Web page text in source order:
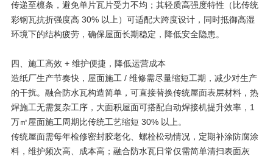
传递至檩条，避免单片瓦片受力不均；其轻质高强度特性（比传统
彩钢瓦抗折强度高 30% 以上）可适配大跨度设计，同时抵御高湿
环境下的结构疲劳，确保屋面长期稳定，降低安全隐患。
四、施工高效 + 维护便捷，降低运营成本
造纸厂生产节奏快，屋面施工 / 维修需尽量缩短工期，减少对生产
的干扰。融合防水瓦构造简单，可直接替换传统屋面表层材料，热
焊施工无需复杂工序，大面积屋面可搭配自动焊接机提升效率，1
万㎡屋面施工周期比传统工艺缩短 30% 以上。
传统屋面需每年检修密封胶老化、螺栓松动情况，定期补涂防腐涂
料，维护频次高、成本高；融合防水瓦日常仅需简单清扫表面灰